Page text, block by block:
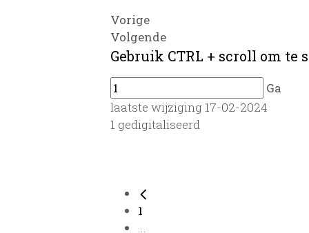
Vorige
Volgende
Gebruik CTRL + scroll om te
Ga
laatste wijziging 17-02-2024
1 gedigitaliseerd
1
...